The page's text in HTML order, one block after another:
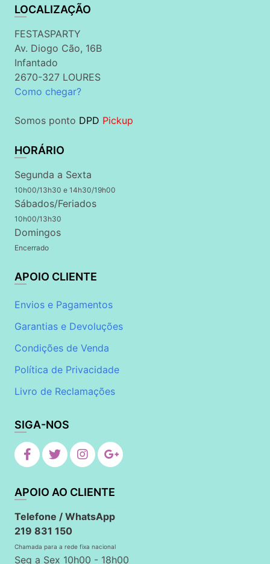
LOCALIZAÇÃO
FESTASPARTY
Av. Diogo Cão, 16B
Infantado
2670-327 LOURES
Como chegar?
Somos ponto DPD Pickup
HORÁRIO
Segunda a Sexta
10h00/13h30 e 14h30/19h00
Sábados/Feriados
10h00/13h30
Domingos
Encerrado
APOIO CLIENTE
Envios e Pagamentos
Garantias e Devoluções
Condições de Venda
Política de Privacidade
Livro de Reclamações
SIGA-NOS
APOIO AO CLIENTE
Telefone / WhatsApp
219 831 150
Chamada para a rede fixa nacional
Seg a Sex 10h00 - 18h00